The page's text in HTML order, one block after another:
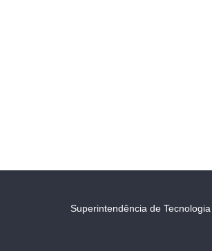
Superintendência de